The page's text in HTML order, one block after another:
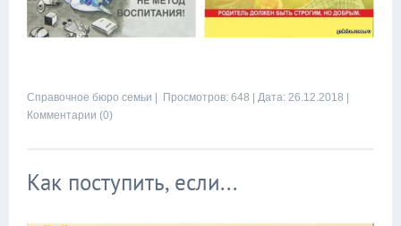
Справочное бюро семьи | Просмотров: 648 | Дата: 26.12.2018
Комментарии (0)
Как поступить, если...